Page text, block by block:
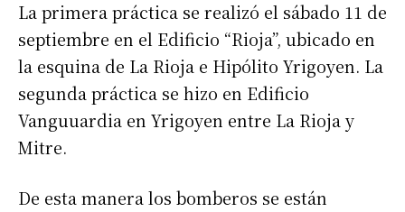
La primera práctica se realizó el sábado 11 de
septiembre en el Edificio “Rioja”, ubicado en
la esquina de La Rioja e Hipólito Yrigoyen. La
segunda práctica se hizo en Edificio
Vanguuardia en Yrigoyen entre La Rioja y
Mitre.
De esta manera los bomberos se están